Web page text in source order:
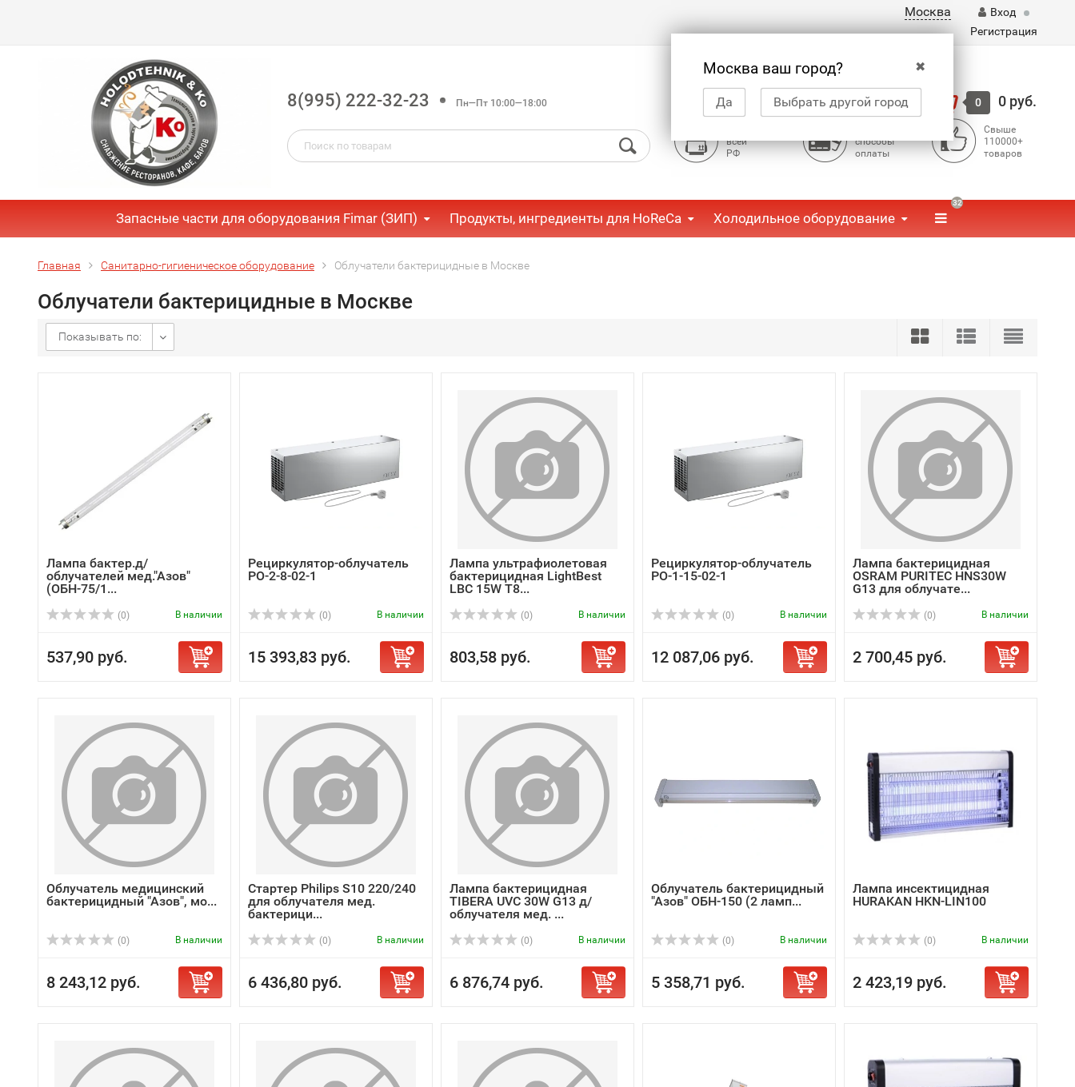
Москва
✖
Москва ваш город?
Да Выбрать другой город
Вход
Регистрация
8(995) 222-32-23 Пн—Пт 10:00—18:00 Корзина 0 0 руб.
всей
РФ
способы
оплаты
Свыше
110000+
товаров
Запасные части для оборудования Fimar (ЗИП) Продукты, ингредиенты для HoReCa Холодильное оборудование
32
Главная Санитарно-гигиеническое оборудование Облучатели бактерицидные в Москве
Облучатели бактерицидные в Москве
Показывать по:
Лампа бактер.д/
облучателей мед."Азов"
(ОБН-75/1...
(0) В наличии
537,90 руб.
Рециркулятор-облучатель
РО-2-8-02-1
(0) В наличии
15 393,83 руб.
Лампа ультрафиолетовая
бактерицидная LightBest
LBC 15W T8...
(0) В наличии
803,58 руб.
Рециркулятор-облучатель
РО-1-15-02-1
(0) В наличии
12 087,06 руб.
Лампа бактерицидная
OSRAM PURITEC HNS30W
G13 для облучате...
(0) В наличии
2 700,45 руб.
Облучатель медицинский
бактерицидный "Азов", мо...
(0) В наличии
8 243,12 руб.
Стартер Philips S10 220/240
для облучателя мед.
бактерици...
(0) В наличии
6 436,80 руб.
Лампа бактерицидная
TIBERA UVC 30W G13 д/
облучателя мед. ...
(0) В наличии
6 876,74 руб.
Облучатель бактерицидный
"Азов" ОБН-150 (2 ламп...
(0) В наличии
5 358,71 руб.
Лампа инсектицидная
HURAKAN HKN-LIN100
(0) В наличии
2 423,19 руб.